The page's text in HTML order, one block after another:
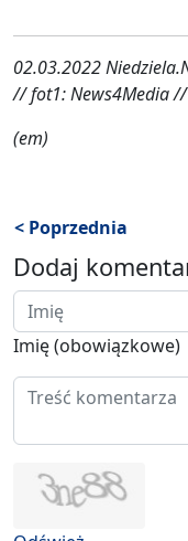
02.03.2022
// fot1: News4Media
(em)
< Poprzednia
Dodaj
Imię (obowiązkowe)